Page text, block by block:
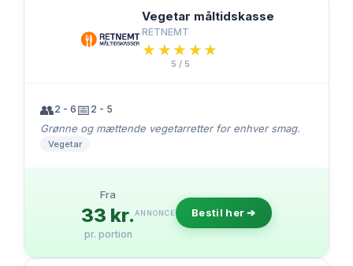
Vegetar måltidskasse
RETNEMT
★★★★★
★★★★★
5 / 5
👥2 - 6 📅 2 - 5
Grønne og mættende vegetarretter for enhver smag.
Vegetar
Fra
33 kr.
pr. portion
ANNONCE Bestil her ➔